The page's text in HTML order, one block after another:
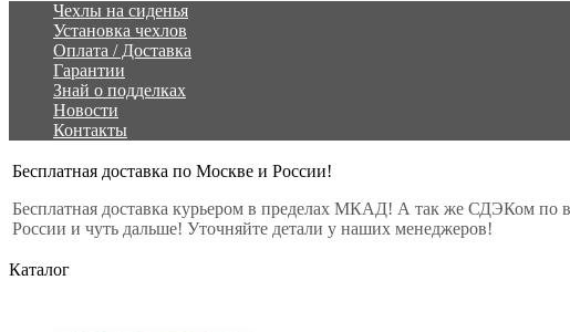
Чехлы на сиденья
Установка чехлов
Оплата / Доставка
Гарантии
Знай о подделках
Новости
Контакты
Бесплатная доставка по Москве и России!
Бесплатная доставка курьером в пределах МКАД! А так же СДЭКом по
России и чуть дальше! Уточняйте детали у наших менеджеров!
Каталог